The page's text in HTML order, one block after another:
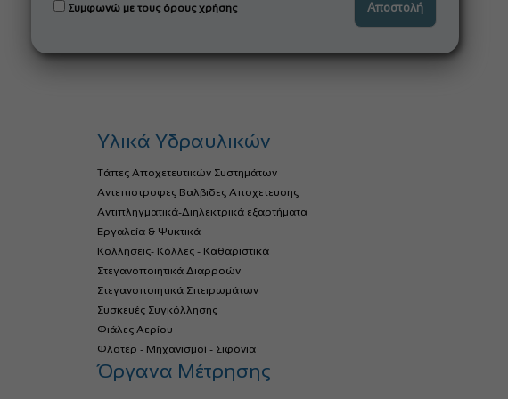
Συμφωνώ με τους όρους χρήσης
Υλικά Υδραυλικών
Τάπες Αποχετευτικών Συστημάτων
Αντεπιστροφες Βαλβιδες Αποχετευσης
Αντιπληγματικά-Διηλεκτρικά εξαρτήματα
Εργαλεία & Ψυκτικά
Κολλήσεις- Κόλλες - Καθαριστικά
Στεγανοποιητικά Διαρροών
Στεγανοποιητικά Σπειρωμάτων
Συσκευές Συγκόλλησης
Φιάλες Αερίου
Φλοτέρ - Μηχανισμοί - Σιφόνια
Όργανα Μέτρησης